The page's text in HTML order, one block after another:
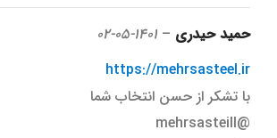
حمید حیدری –
1401-05-02
https://mehrsasteel.ir
با تشکر از حسن انتخاب شما
@mehrsasteill